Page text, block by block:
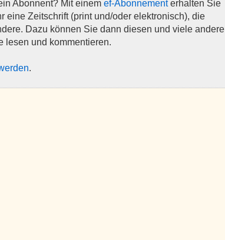
Abonnent? Mit einem ef-Abonnementerhalten Sie
eine Zeitschrift (print und/oder elektronisch), die
Dazu können Sie dann diesen und viele andere
lesen und kommentieren.
.